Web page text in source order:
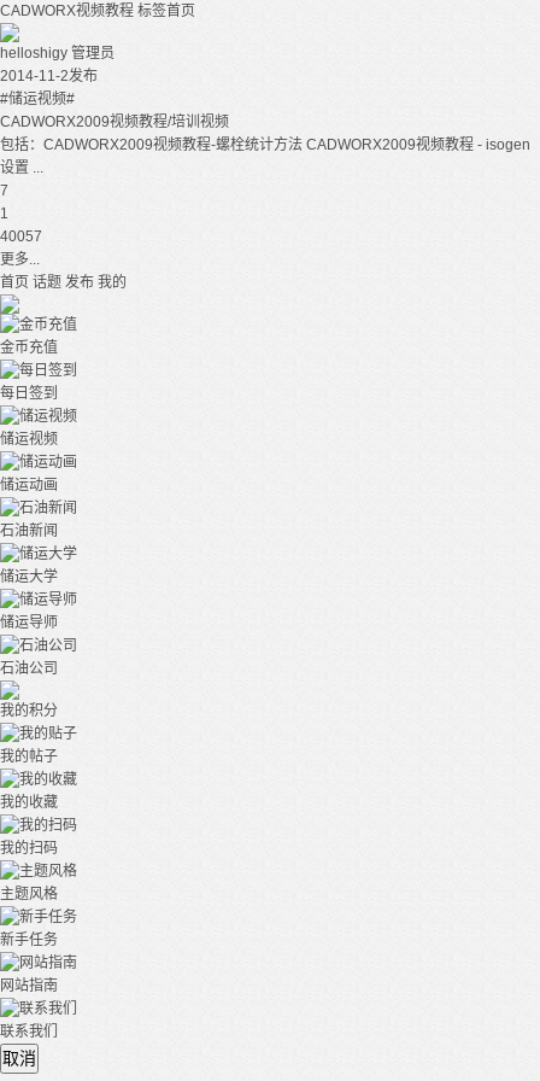
CADWORX视频教程 标签首页
helloshigy 管理员
2014-11-2发布
#储运视频#
CADWORX2009视频教程/培训视频
包括：CADWORX2009视频教程-螺栓统计方法 CADWORX2009视频教程 - isogen
设置 ...
7
1
40057
更多...
首页 话题 发布 我的
金币充值
每日签到
储运视频
储运动画
石油新闻
储运大学
储运导师
石油公司
我的积分
我的帖子
我的收藏
我的扫码
主题风格
新手任务
网站指南
联系我们
取消